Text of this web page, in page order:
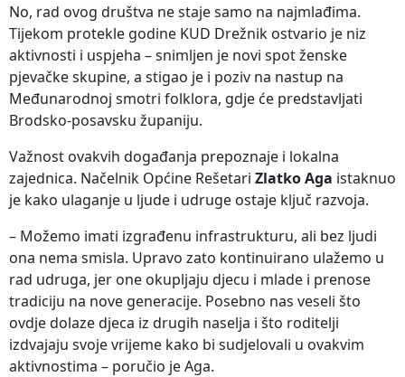
No, rad ovog društva ne staje samo na najmlađima.
Tijekom protekle godine KUD Drežnik ostvario je niz
aktivnosti i uspjeha – snimljen je novi spot ženske
pjevačke skupine, a stigao je i poziv na nastup na
Međunarodnoj smotri folklora, gdje će predstavljati
Brodsko-posavsku županiju.
Važnost ovakvih događanja prepoznaje i lokalna
zajednica. Načelnik Općine Rešetari Zlatko Aga istaknuo
je kako ulaganje u ljude i udruge ostaje ključ razvoja.
– Možemo imati izgrađenu infrastrukturu, ali bez ljudi
ona nema smisla. Upravo zato kontinuirano ulažemo u
rad udruga, jer one okupljaju djecu i mlade i prenose
tradiciju na nove generacije. Posebno nas veseli što
ovdje dolaze djeca iz drugih naselja i što roditelji
izdvajaju svoje vrijeme kako bi sudjelovali u ovakvim
aktivnostima – poručio je Aga.